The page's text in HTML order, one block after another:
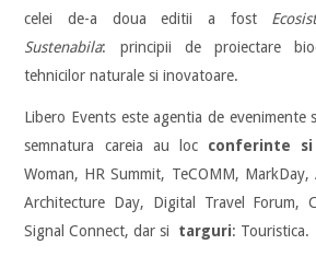
celei de-a doua editii a fost
Sustenabila: principii de proiectare
tehnicilor naturale si inovatoare.
Libero Events este agentia de evenimente
semnatura careia au loc conferinte si
Woman, HR Summit, TeCOMM,
Architecture Day, Digital Travel Forum,
Signal Connect, dar si targuri: Touristica.